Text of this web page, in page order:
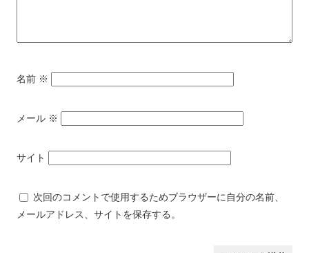
名前 ※
メール ※
サイト
次回のコメントで使用するためブラウザーに自分の名前、
メールアドレス、サイトを保存する。